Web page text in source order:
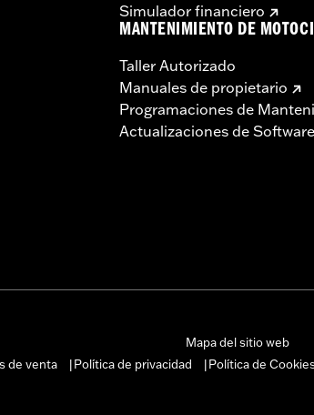
Simulador financiero
MANTENIMIENTO DE
Taller Autorizado
Manuales de propietario
Programaciones de
Actualizaciones de Software
Mapa del sitio web
de venta Política de privacidad Política de